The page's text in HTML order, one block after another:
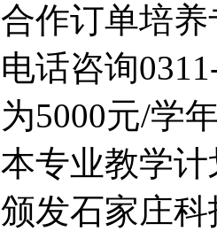
作订单培
话咨询
为5000元/
专业教学
发石家庄